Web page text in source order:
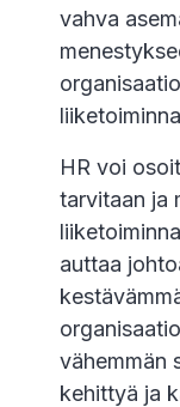
vahva
HR voi
tarvitaan ja
auttaa
vähemmän
kehittyä ja